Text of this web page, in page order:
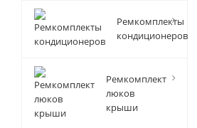
Ремкомплекты
кондиционеров
Ремкомплект
люков
крыши